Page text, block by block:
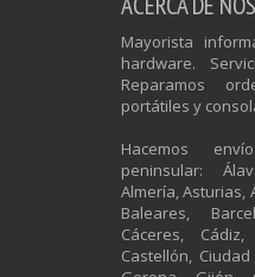
Mayorista
hardware.
Reparamos
portátiles y
Hacemos
peninsular:
Almería, Asturias,
Baleares,
Cáceres,
Castellón,